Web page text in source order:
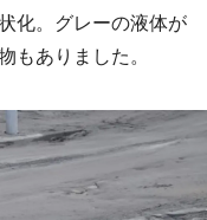
化。グレーの液体が
もありました。